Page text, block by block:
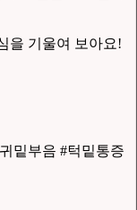
을 기울여 보아요!
밑부음 #턱밑통증